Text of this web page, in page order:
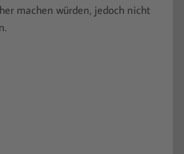
machen würden, jedoch nicht